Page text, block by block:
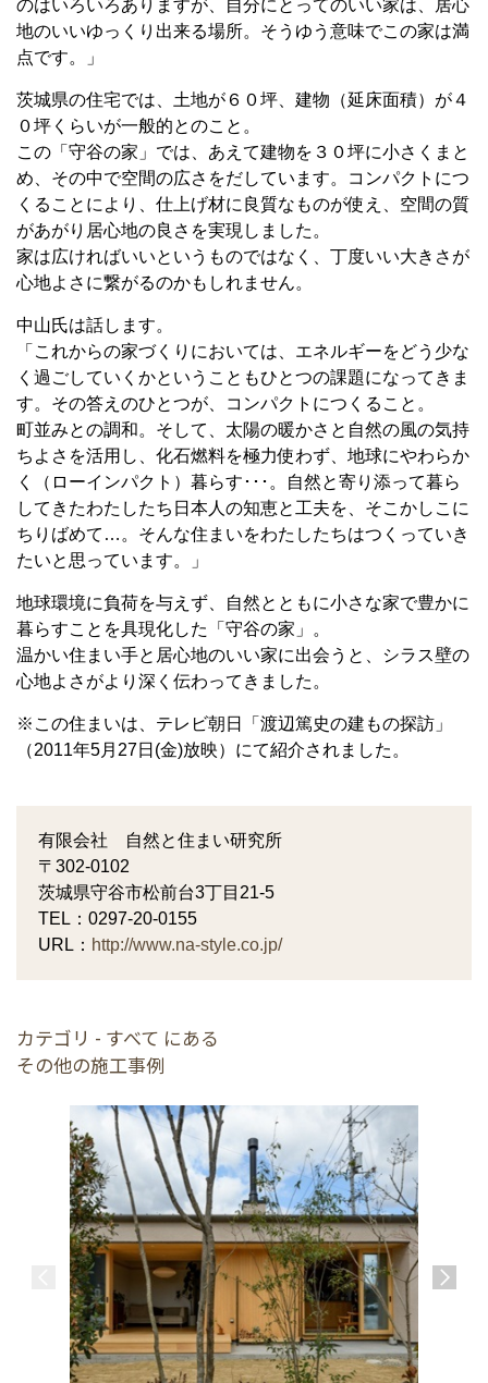
のはいろいろありますが、自分にとってのいい家は、居心
地のいいゆっくり出来る場所。そうゆう意味でこの家は満
点です。」
茨城県の住宅では、土地が６０坪、建物（延床面積）が４
０坪くらいが一般的とのこと。
この「守谷の家」では、あえて建物を３０坪に小さくまと
め、その中で空間の広さをだしています。コンパクトにつ
くることにより、仕上げ材に良質なものが使え、空間の質
があがり居心地の良さを実現しました。
家は広ければいいというものではなく、丁度いい大きさが
心地よさに繋がるのかもしれません。
中山氏は話します。
「これからの家づくりにおいては、エネルギーをどう少な
く過ごしていくかということもひとつの課題になってきま
す。その答えのひとつが、コンパクトにつくること。
町並みとの調和。そして、太陽の暖かさと自然の風の気持
ちよさを活用し、化石燃料を極力使わず、地球にやわらか
く（ローインパクト）暮らす･･･。自然と寄り添って暮ら
してきたわたしたち日本人の知恵と工夫を、そこかしこに
ちりばめて…。そんな住まいをわたしたちはつくっていき
たいと思っています。」
地球環境に負荷を与えず、自然とともに小さな家で豊かに
暮らすことを具現化した「守谷の家」。
温かい住まい手と居心地のいい家に出会うと、シラス壁の
心地よさがより深く伝わってきました。
※この住まいは、テレビ朝日「渡辺篤史の建もの探訪」
（2011年5月27日(金)放映）にて紹介されました。
有限会社 自然と住まい研究所
〒302-0102
茨城県守谷市松前台3丁目21-5
TEL：0297-20-0155
URL： http://www.na-style.co.jp/
カテゴリ - すべて にある
その他の施工事例